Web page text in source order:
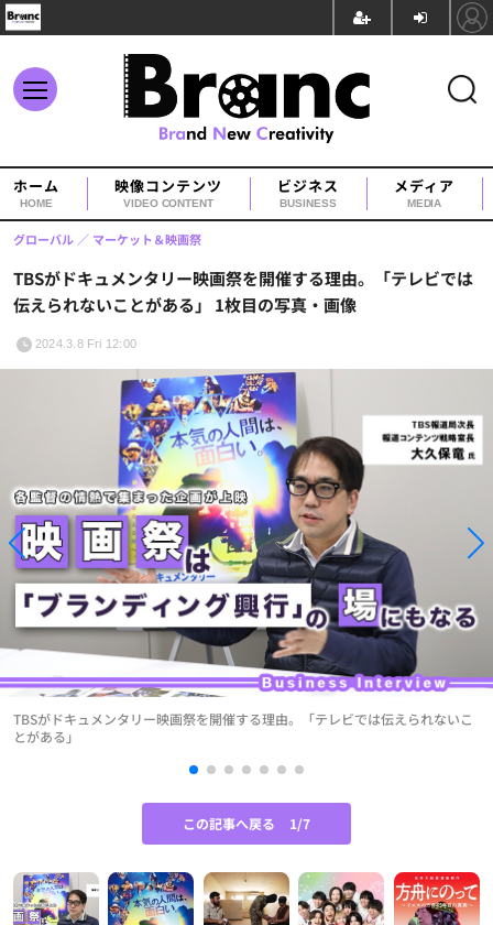
ホーム
HOME
映像コンテンツ
VIDEO CONTENT
ビジネス
BUSINESS
メディア
MEDIA
TBSがドキュメンタリー映画祭を開催する理由。「テレビでは
伝えられないことがある」 1枚目の写真・画像
グローバル マーケット＆映画祭
2024.3.8 Fri 12:00
TBSがドキュメンタリー映画祭を開催する理由。「テレビでは伝えられないこ
とがある」
この記事へ戻る 1/7